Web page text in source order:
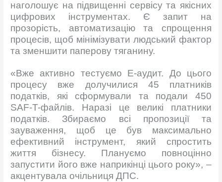
наголошує на підвищенні сервісу та якісних
цифрових інструментах. Є запит на
прозорість, автоматизацію та спрощення
процесів, щоб мінімізувати людський фактор
та зменшити паперову тяганину.
«Вже активно тестуємо Е-аудит. До цього
процесу вже долучилися 45 платників
податків, які сформували та подали 450
SAF-T-файлів. Наразі це великі платники
податків. Збираємо всі пропозиції та
зауваження, щоб це був максимально
ефективний інструмент, який спростить
життя бізнесу. Плануємо повноцінно
запустити його вже наприкінці цього року», –
акцентувала очільниця ДПС.